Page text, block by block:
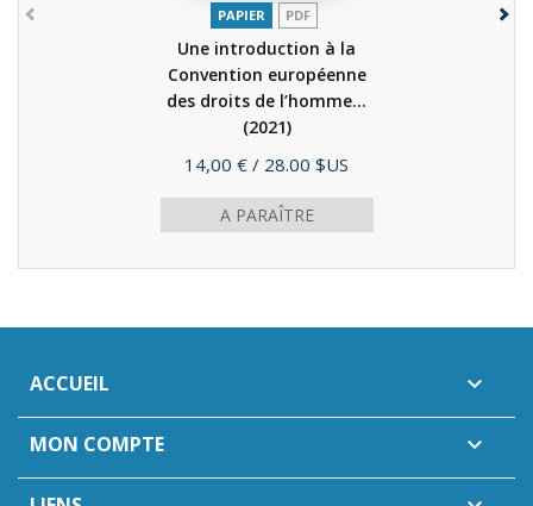
PAPIER PDF
Une introduction à la
Convention européenne
des droits de l’homme...
(2021)
Prix
14,00 € / 28.00 $US
A PARAÎTRE
ACCUEIL 
MON COMPTE 